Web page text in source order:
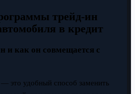
трейд-ин
в кредит
и как он совмещается с
это удобный способ заменить